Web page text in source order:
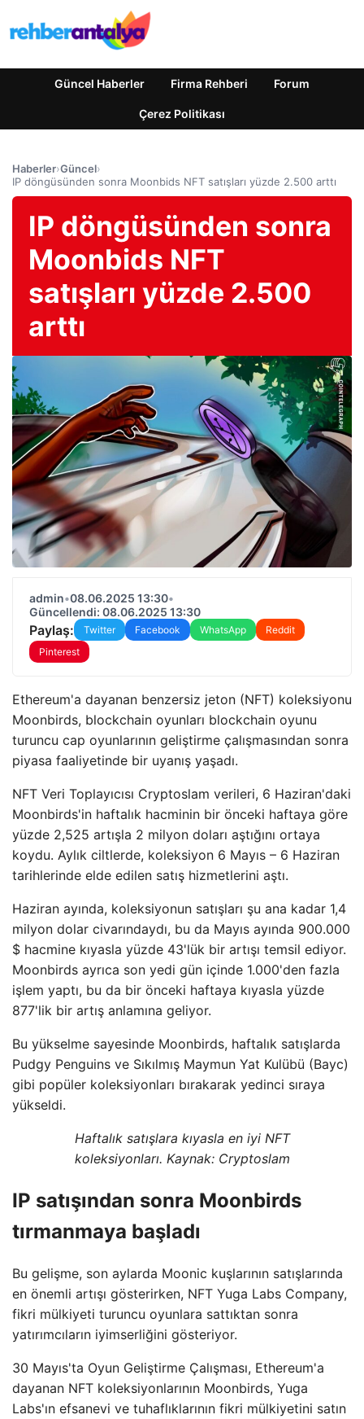
Güncel Haberler Firma Rehberi Forum
Çerez Politikası
Haberler›Güncel›
IP döngüsünden sonra Moonbids NFT satışları yüzde 2.500 arttı
IP döngüsünden sonra
Moonbids NFT
satışları yüzde 2.500
arttı
admin•08.06.2025 13:30•
Güncellendi: 08.06.2025 13:30
Paylaş: Twitter Facebook WhatsApp
Reddit
Pinterest
Ethereum'a dayanan benzersiz jeton (NFT) koleksiyonu
Moonbirds, blockchain oyunları blockchain oyunu
turuncu cap oyunlarının geliştirme çalışmasından sonra
piyasa faaliyetinde bir uyanış yaşadı.
NFT Veri Toplayıcısı Cryptoslam verileri, 6 Haziran'daki
Moonbirds'in haftalık hacminin bir önceki haftaya göre
yüzde 2,525 artışla 2 milyon doları aştığını ortaya
koydu. Aylık ciltlerde, koleksiyon 6 Mayıs – 6 Haziran
tarihlerinde elde edilen satış hizmetlerini aştı.
Haziran ayında, koleksiyonun satışları şu ana kadar 1,4
milyon dolar civarındaydı, bu da Mayıs ayında 900.000
$ hacmine kıyasla yüzde 43'lük bir artışı temsil ediyor.
Moonbirds ayrıca son yedi gün içinde 1.000'den fazla
işlem yaptı, bu da bir önceki haftaya kıyasla yüzde
877'lik bir artış anlamına geliyor.
Bu yükselme sayesinde Moonbirds, haftalık satışlarda
Pudgy Penguins ve Sıkılmış Maymun Yat Kulübü (Bayc)
gibi popüler koleksiyonları bırakarak yedinci sıraya
yükseldi.
Haftalık satışlara kıyasla en iyi NFT
koleksiyonları. Kaynak: Cryptoslam
IP satışından sonra Moonbirds
tırmanmaya başladı
Bu gelişme, son aylarda Moonic kuşlarının satışlarında
en önemli artışı gösterirken, NFT Yuga Labs Company,
fikri mülkiyeti turuncu oyunlara sattıktan sonra
yatırımcıların iyimserliğini gösteriyor.
30 Mayıs'ta Oyun Geliştirme Çalışması, Ethereum'a
dayanan NFT koleksiyonlarının Moonbirds, Yuga
Labs'ın efsanevi ve tuhaflıklarının fikri mülkiyetini satın